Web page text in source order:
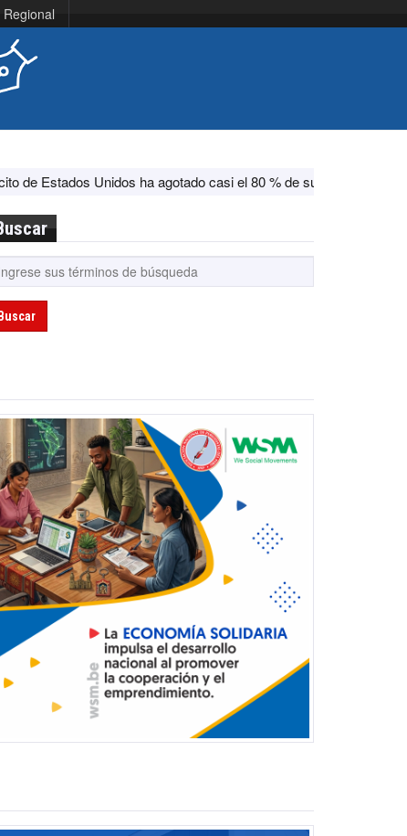
Regional
Unidos ha agotado casi el 80 % de su sistema antimisiles,
Buscar